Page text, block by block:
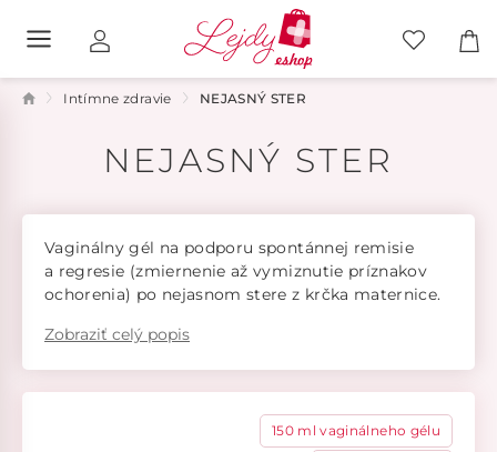
Intímne zdravie NEJASNÝ STER
NEJASNÝ STER
Vaginálny gél na podporu spontánnej remisie
a regresie (zmiernenie až vymiznutie príznakov
ochorenia) po nejasnom stere z krčka maternice.
Zobraziť celý popis
150 ml vaginálneho gélu